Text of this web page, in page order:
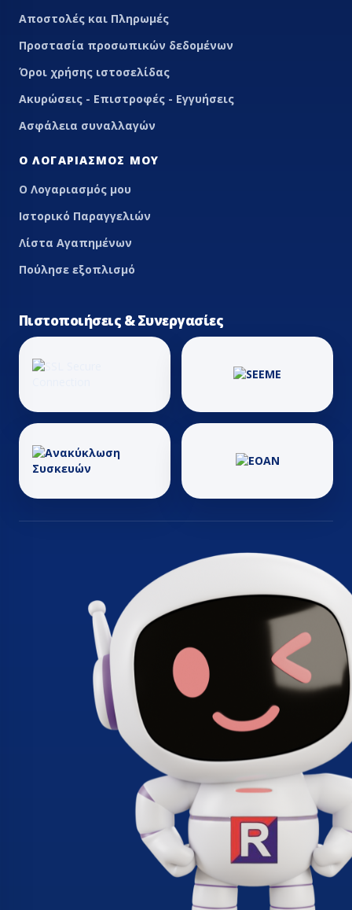
Αποστολές και Πληρωμές
Προστασία προσωπικών δεδομένων
Όροι χρήσης ιστοσελίδας
Ακυρώσεις - Επιστροφές - Εγγυήσεις
Ασφάλεια συναλλαγών
Ο ΛΟΓΑΡΙΑΣΜΌΣ ΜΟΥ
Ο Λογαριασμός μου
Ιστορικό Παραγγελιών
Λίστα Αγαπημένων
Πούλησε εξοπλισμό
Πιστοποιήσεις & Συνεργασίες